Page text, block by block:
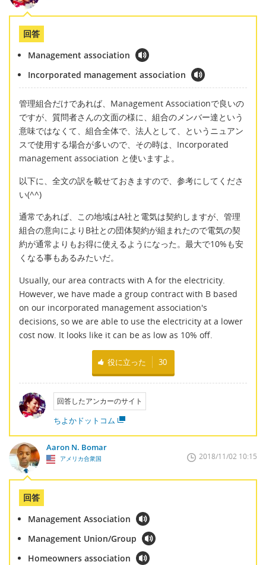
回答
Management association
Incorporated management association
管理組合だけであれば、Management Associationで良いの
ですが、質問者さんの文面の様に、組合のメンバー達という
意味ではなくて、組合全体で、法人として、というニュアン
スで使用する場合が多いので、その時は、Incorporated
management association と使いますよ。
以下に、全文の訳を載せておきますので、参考にしてくださ
い(^^)
通常であれば、この地域はA社と電気は契約しますが、管理
組合の意向によりB社との団体契約が組まれたので電気の契
約が通常よりもお得に使えるようになった。最大で10%も安
くなる事もあるみたいだ。
Usually, our area contracts with A for the electricity.
However, we have made a group contract with B based
on our incorporated management association's
decisions, so we are able to use the electricity at a lower
cost now. It looks like it can be as low as 10% off.
役に立った 30
回答したアンカーのサイト
ちよかドットコム
Aaron N. Bomar
アメリカ合衆国 2018/11/02 10:15
回答
Management Association
Management Union/Group
Homeowners association